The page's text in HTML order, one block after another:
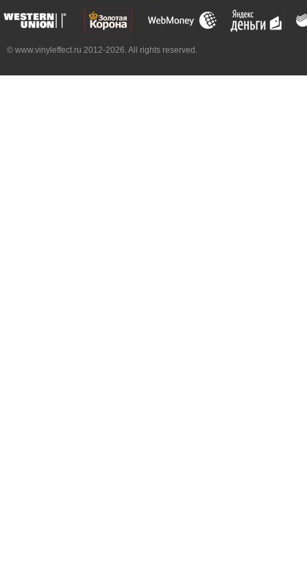
© www.vinyleffect.ru 2012-2026. All rights reserved.